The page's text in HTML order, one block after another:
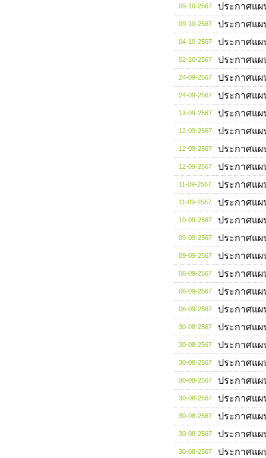
09-10-2567 ประกาศแผ
09-10-2567 ประกาศแผ
04-10-2567 ประกาศแผ
02-10-2567 ประกาศแผ
24-09-2567 ประกาศแผ
24-09-2567 ประกาศแผ
13-09-2567 ประกาศแผ
12-09-2567 ประกาศแผ
12-09-2567 ประกาศแผ
12-09-2567 ประกาศแผ
11-09-2567 ประกาศแผ
11-09-2567 ประกาศแผ
10-09-2567 ประกาศแผ
09-09-2567 ประกาศแผ
09-09-2567 ประกาศแผ
06-09-2567 ประกาศแผ
06-09-2567 ประกาศแผ
06-09-2567 ประกาศแผ
30-08-2567 ประกาศแผ
30-08-2567 ประกาศแผ
30-08-2567 ประกาศแผ
30-08-2567 ประกาศแผ
30-08-2567 ประกาศแผ
30-08-2567 ประกาศแผ
30-08-2567 ประกาศแผ
30-08-2567 ประกาศแผ